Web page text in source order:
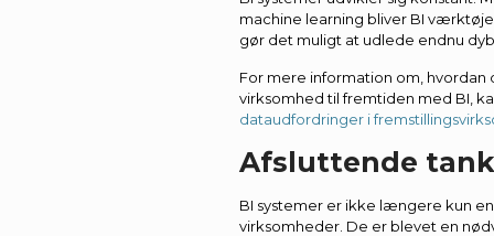
machine learning bliver BI
gør det muligt at udlede endnu
For mere information om, hvordan
virksomhed til fremtiden med BI,
dataudfordringer i
Afsluttende
BI systemer er ikke længere kun
virksomheder. De er blevet en